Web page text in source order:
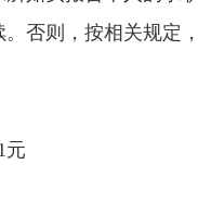
否则，按相关规定